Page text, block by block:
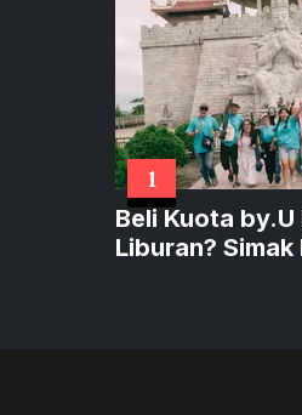
1
Beli Kuota by.U
Liburan? Simak